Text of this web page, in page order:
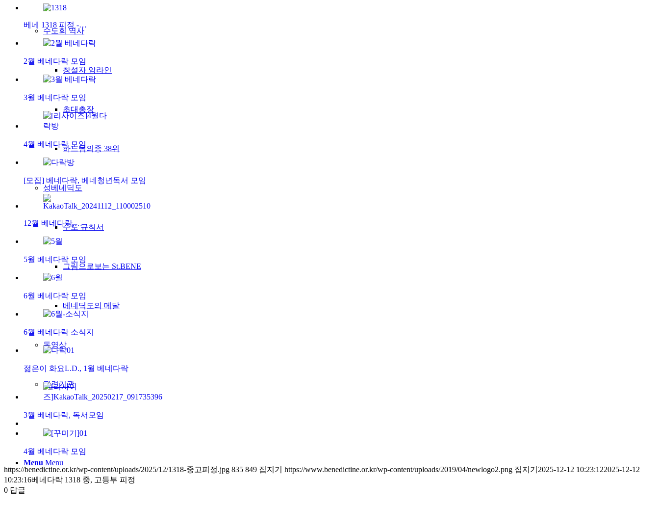
수도회 역사
창설자 암라인
초대총장
하느님의종 38위
성베네딕도
수도 규칙서
그림으로보는 St.BENE
베네딕도의 메달
동영상
관련기관
Menu Menu
베네 1318 피정 -…
2월 베네다락 모임
3월 베네다락 모임
4월 베네다락 모임
[모집] 베네다락, 베네청년독서 모임
12월 베네다락,…
5월 베네다락 모임
6월 베네다락 모임
6월 베네다락 소식지
젊은이 화요L.D., 1월 베네다락
3월 베네다락, 독서모임
4월 베네다락 모임
https://benedictine.or.kr/wp-content/uploads/2025/12/1318-중고피정.jpg 835 849 집지기 https://www.benedictine.or.kr/wp-content/uploads/2019/04/newlogo2.png 집지기 2025-12-12 10:23:122025-12-12
10:23:16베네다락 1318 중, 고등부 피정
0 답글